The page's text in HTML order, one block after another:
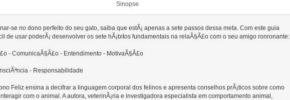
Sinopse
se no dono perfeito do seu gato, saiba que estÃ¡ apenas a sete passos dessa meta. Com este guia
de usar poderÃ¡ desenvolver os sete hÃ¡bitos fundamentais na relaÃ§Ã£o com o seu amigo ronronante:
- ComunicaÃ§Ã£o - Entendimento - MotivaÃ§Ã£o
- Responsabilidade
Feliz ensina a decifrar a linguagem corporal dos felinos e apresenta conselhos prÃ¡ticos sobre como
com o animal. A autora, veterinÃ¡ria e investigadora especialista em comportamento animal,